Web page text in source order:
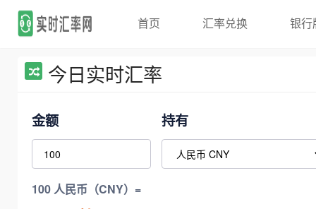
首页 汇率兑换 银行
今日实时汇率
金额 持有
100 人民币（CNY）=